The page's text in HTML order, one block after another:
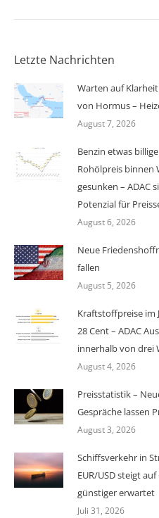
Letzte Nachrichten
Warten auf
von Hormus –
August 7, 2026
Benzin etwas
Rohölpreis binnen
gesunken – ADAC
Potenzial für
August 6, 2026
Neue
fallen
August 5, 2026
Kraftstoffpreise im
28 Cent – ADAC
innerhalb von drei
August 4, 2026
Preisstatistik –
Gespräche lassen
August 3, 2026
Schiffsverkehr in
EUR/USD steigt
günstiger erwartet
Juli 31, 2026